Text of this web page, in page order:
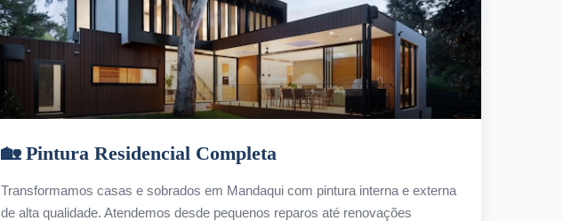
🏡 Pintura Residencial Completa
Transformamos casas e sobrados em Mandaqui com pintura interna e externa
de alta qualidade. Atendemos desde pequenos reparos até renovações